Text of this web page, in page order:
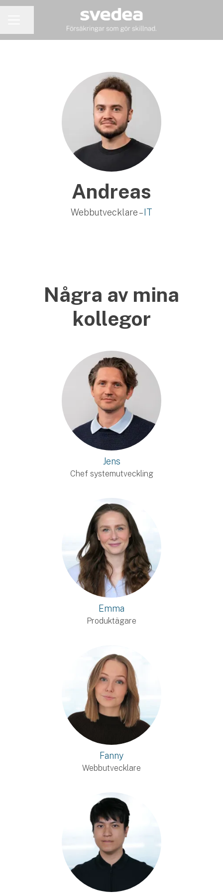
Andreas
Webbutvecklare – IT
Några av mina
kollegor
Jens
Chef systemutveckling
Emma
Produktägare
Fanny
Webbutvecklare